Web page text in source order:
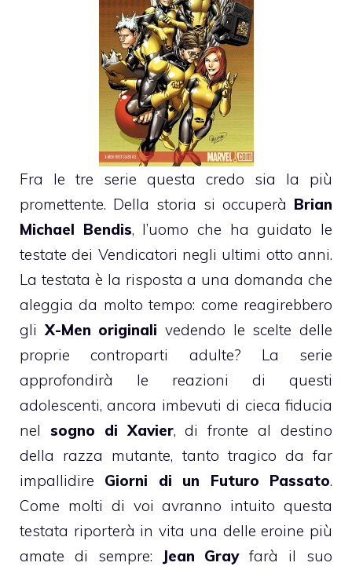
Fra le tre serie questa credo sia la più
promettente. Della storia si occuperà Brian
Michael Bendis, l’uomo che ha guidato le
testate dei Vendicatori negli ultimi otto anni.
La testata è la risposta a una domanda che
aleggia da molto tempo: come reagirebbero
gliX-Men originali vedendo le scelte delle
proprie controparti adulte? La serie
approfondirà le reazioni di questi
adolescenti, ancora imbevuti di cieca fiducia
nel sogno di Xavier, di fronte al destino
della razza mutante, tanto tragico da far
impallidire Giorni di un Futuro Passato.
Come molti di voi avranno intuito questa
testata riporterà in vita una delle eroine più
amate di sempre:
Jean Grayfarà il suo